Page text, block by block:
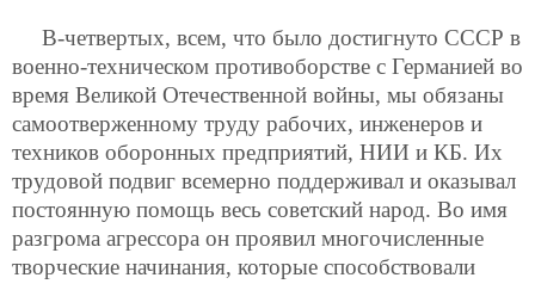
В-четвертых, всем, что было достигнуто СССР в
военно-техническом противоборстве с Германией во
время Великой Отечественной войны, мы обязаны
самоотверженному труду рабочих, инженеров и
техников оборонных предприятий, НИИ и КБ. Их
трудовой подвиг всемерно поддерживал и оказывал
постоянную помощь весь советский народ. Во имя
разгрома агрессора он проявил многочисленные
творческие начинания, которые способствовали